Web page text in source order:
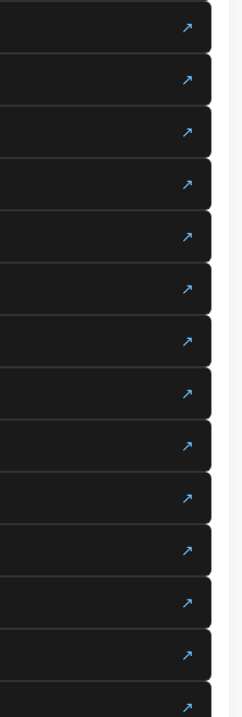
↗
↗
↗
↗
↗
↗
↗
↗
↗
↗
↗
↗
↗
↗